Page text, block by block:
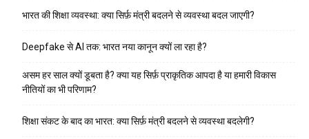
भारत की शिक्षा व्यवस्था: क्या सिर्फ़ मंत्री बदलने से व्यवस्था बदल जाएगी?
Deepfake से AI तक: भारत नया कानून क्यों ला रहा है?
असम हर साल क्यों डूबता है? क्या यह सिर्फ़ प्राकृतिक आपदा है या हमारी विकास
नीतियों का भी परिणाम?
शिक्षा संकट के बाद का भारत: क्या सिर्फ़ मंत्री बदलने से व्यवस्था बदलेगी?